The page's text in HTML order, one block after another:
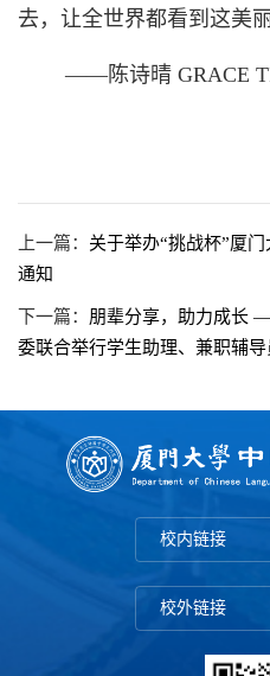
去，让全世界都看到这美
——陈诗晴 GRACE
上一篇： 关于举办“挑战杯”厦
通知
下一篇： 朋辈分享，助力成长
委联合举行学生助理、兼职辅
校内链接
校外链接